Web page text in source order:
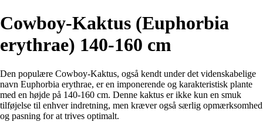
Cowboy-Kaktus (Euphorbia
erythrae) 140-160 cm
Den populære Cowboy-Kaktus, også kendt under det videnskabelige
navn Euphorbia erythrae, er en imponerende og karakteristisk plante
med en højde på 140-160 cm. Denne kaktus er ikke kun en smuk
tilføjelse til enhver indretning, men kræver også særlig opmærksomhed
og pasning for at trives optimalt.